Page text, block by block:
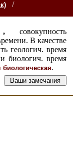
/
, совокупность
В качестве
геологич. время
биологич. время
.